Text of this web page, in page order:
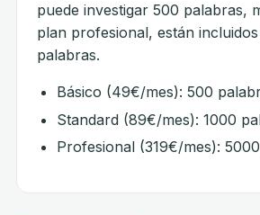
puede investigar 500 palabras,
plan profesional, están
palabras.
Básico (49€/mes): 500
Standard (89€/mes): 1000
Profesional (319€/mes):